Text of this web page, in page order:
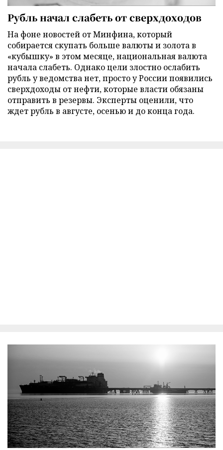
Рубль начал слабеть от сверхдоходов
На фоне новостей от Минфина, который
собирается скупать больше валюты и золота в
«кубышку» в этом месяце, национальная валюта
начала слабеть. Однако цели злостно ослабить
рубль у ведомства нет, просто у России появились
сверхдоходы от нефти, которые власти обязаны
отправить в резервы. Эксперты оценили, что
ждет рубль в августе, осенью и до конца года.